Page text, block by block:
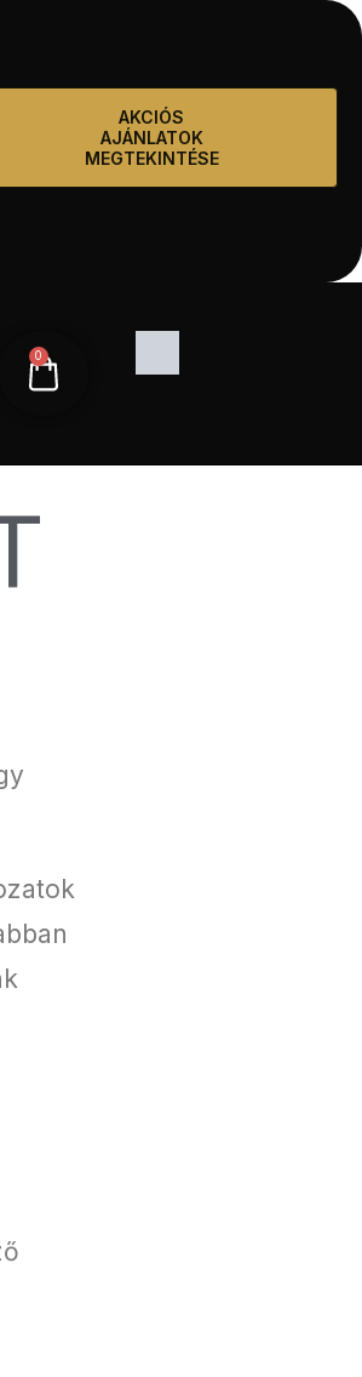
AKCIÓS
AJÁNLATOK
MEGTEKINTÉSE
0